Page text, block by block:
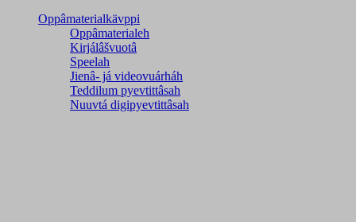
Oppâmaterialkävppi
Oppâmaterialeh
Kirjálâšvuotâ
Speelah
Jienâ- já videovuárháh
Teddilum pyevtittâsah
Nuuvtá digipyevtittâsah